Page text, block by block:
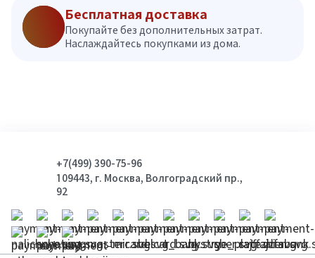
Бесплатная доставка
Покупайте без дополнительных затрат.
Наслаждайтесь покупками из дома.
+7(499) 390-75-96
109443, г. Москва, Волгоградский пр.,
92